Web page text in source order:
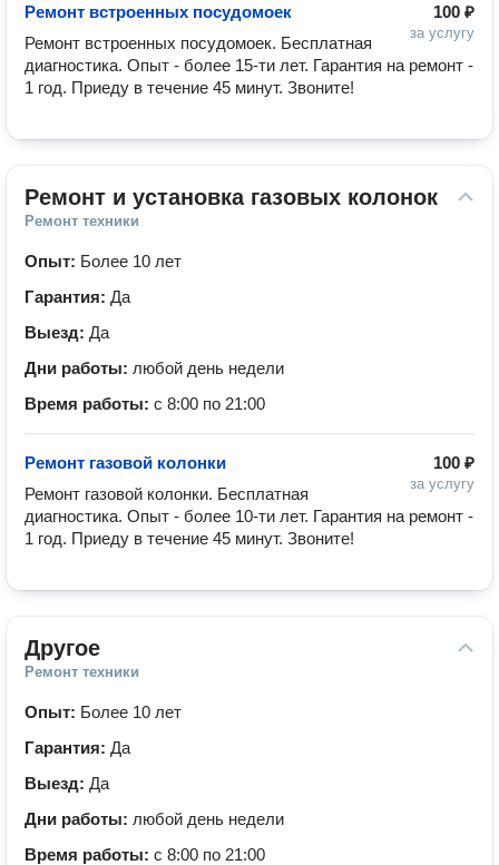
100 ₽
за услугу
Ремонт встроенных посудомоек
Ремонт встроенных посудомоек. Бесплатная
диагностика. Опыт - более 15-ти лет. Гарантия на ремонт -
1 год. Приеду в течение 45 минут. Звоните!
Ремонт и установка газовых колонок
Ремонт техники
Опыт: Более 10 лет
Гарантия: Да
Выезд: Да
Дни работы: любой день недели
Время работы: с 8:00 по 21:00
100 ₽
за услугу
Ремонт газовой колонки
Ремонт газовой колонки. Бесплатная
диагностика. Опыт - более 10-ти лет. Гарантия на ремонт -
1 год. Приеду в течение 45 минут. Звоните!
Другое
Ремонт техники
Опыт: Более 10 лет
Гарантия: Да
Выезд: Да
Дни работы: любой день недели
Время работы: с 8:00 по 21:00